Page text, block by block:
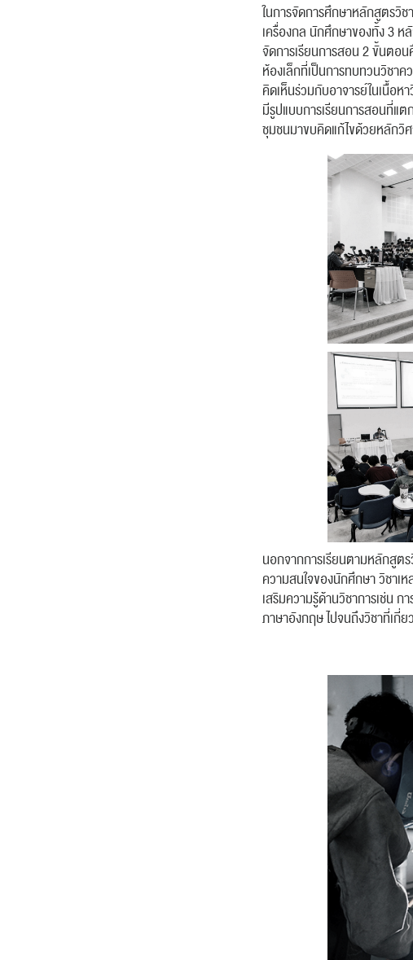
ในการจัดการศึกษาหลักสูตรวิ
เครื่องกล นักศึกษาของทั้ง 3 ห
จัดการเรียนการสอน 2 ขั้นตอน
ห้องเล็กที่เป็นการทบทวนวิชา
คิดเห็นร่วมกับอาจารย์ในเนื้อห
มีรูปแบบการเรียนการสอนที่แ
ชุมชนมาขบคิดแก้ไขด้วยหลักวิ
นอกจากการเรียนตามหลักสูต
ความสนใจของนักศึกษา วิชา
เสริมความรู้ด้านวิชาการเช่น
ภาษาอังกฤษ ไปจนถึงวิชาที่เกี่